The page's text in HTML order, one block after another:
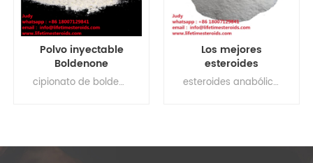
Polvo inyectable
Boldenone
Cypionate de
Boldenone de los
pesas
cipionato de boldenona reddit, ciclo de cipionato de boldenona, dosis de cipionato de boldenona, receta de cipionato de boldenona, cipionato de boldenona en venta, ciclo de boldenona y cipionato
Los mejores
esteroides
inyectables de
106505-90-2
esteroides anabólicos legales para la construcción de músculo , polvo de testosterona cruda, hormonas esteroides, suplementos de aumento muscular Ciclo de cipionato de Boldenona Vida media del cipionato de Boldenona Efectos secundarios del cipionato de Boldenona Dosis de cipionato de Boldenona Cipionato de Boldenona en venta Receta de Boldenona Cyp Boldenona Cyp